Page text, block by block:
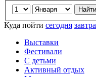
Куда пойти сегодня завтра
Выставки
Фестивали
С детьми
Активный отдых